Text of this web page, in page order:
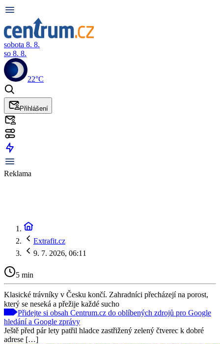
sobota 8. 8.
so 8. 8.
22°C
Přihlášení
Reklama
Extrafit.cz
9. 7. 2026, 06:11
5 min
Klasické trávníky v Česku končí. Zahradníci přecházejí na porost,
který se neseká a přežije každé sucho
Přidejte si obsah Centrum.cz do oblíbených zdrojů pro Google
hledání a Google zprávy
Ještě před pár lety patřil hladce zastřižený zelený čtverec k dobré
adrese […]